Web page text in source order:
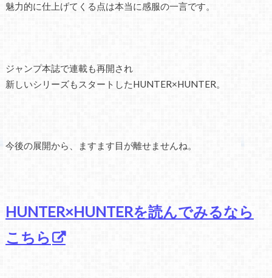
魅力的に仕上げてくる点は本当に感服の一言です。
ジャンプ本誌で連載も再開され
新しいシリーズもスタートしたHUNTER×HUNTER。
今後の展開から、ますます目が離せませんね。
HUNTER×HUNTERを読んでみるなら
こちら